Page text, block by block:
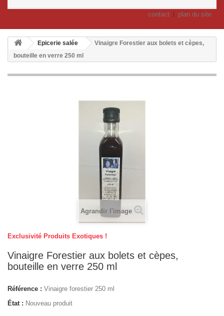
contact plan du site
Epicerie salée
Vinaigre Forestier aux bolets et cèpes,
bouteille en verre 250 ml
Agrandir l'image
Exclusivité Produits Exotiques !
Vinaigre Forestier aux bolets et cèpes,
bouteille en verre 250 ml
Référence : Vinaigre forestier 250 ml
État : Nouveau produit